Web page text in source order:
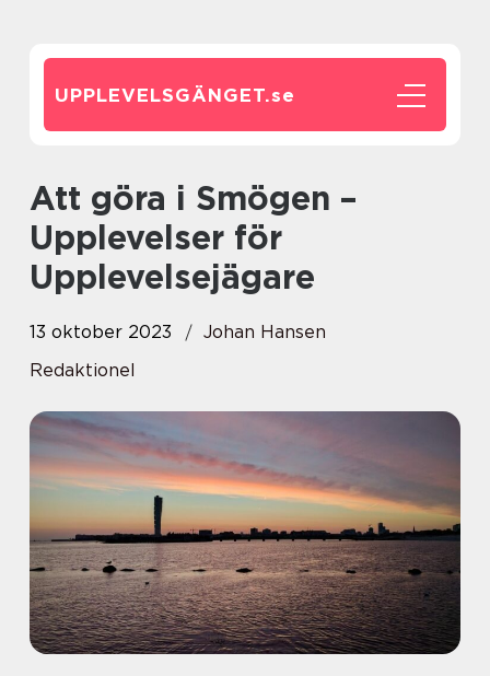
UPPLEVELSGÄNGET.se
Att göra i Smögen –
Upplevelser för
Upplevelsejägare
13 oktober 2023
Johan Hansen
Redaktionel